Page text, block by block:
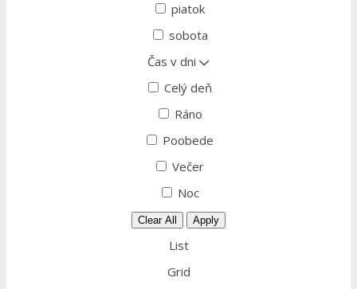
piatok
sobota
Čas v dni
Celý deň
Ráno
Poobede
Večer
Noc
Clear All Apply
List
Grid